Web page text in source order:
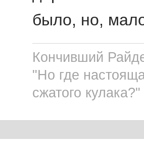
было, но,
Кончивший
"Но где
сжатого